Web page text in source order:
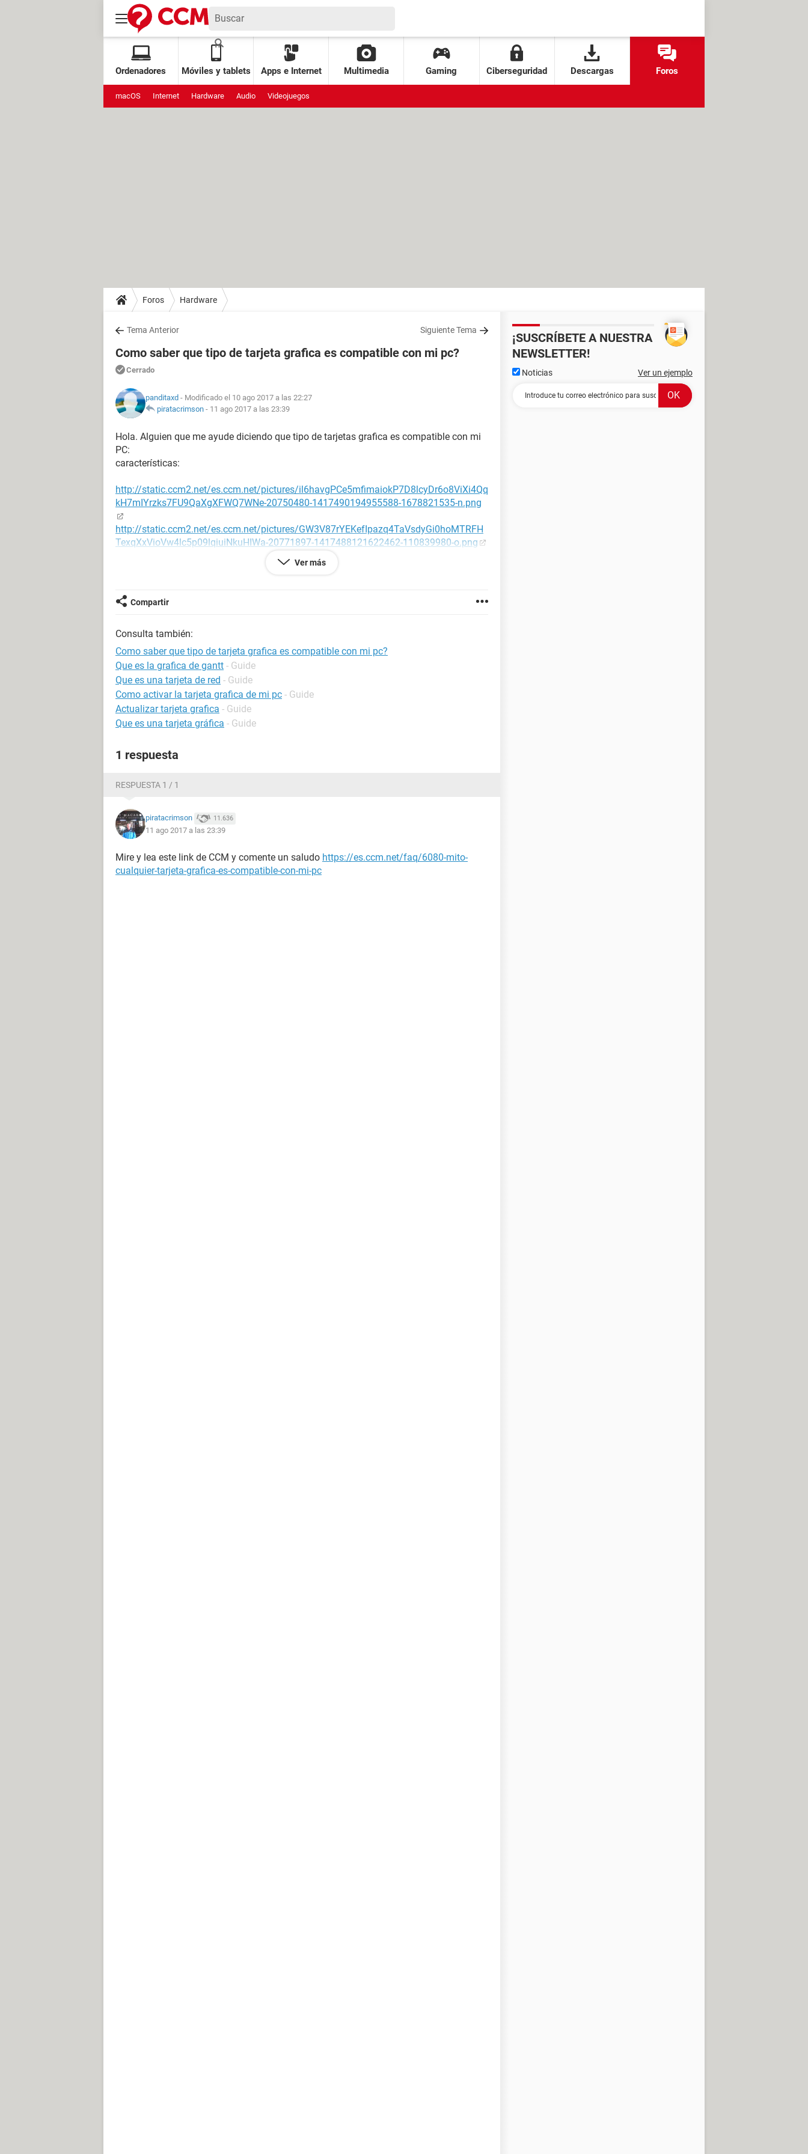
Ordenadores Móviles y tablets Apps e Internet Multimedia Gaming Ciberseguridad Descargas Foros
macOS Internet Hardware Audio Videojuegos
Foros Hardware
Tema Anterior Siguiente Tema
Como saber que tipo de tarjeta grafica es compatible con mi pc?
Cerrado
panditaxd - Modificado el 10 ago 2017 a las 22:27
piratacrimson - 11 ago 2017 a las 23:39
Hola. Alguien que me ayude diciendo que tipo de tarjetas grafica es compatible con mi
PC:
características:
http://static.ccm2.net/es.ccm.net/pictures/il6havgPCe5mfimaiokP7D8lcyDr6o8ViXi4Qq
kH7mIYrzks7FU9QaXgXFWQ7WNe-20750480-1417490194955588-1678821535-n.png
http://static.ccm2.net/es.ccm.net/pictures/GW3V87rYEKefIpazq4TaVsdyGi0hoMTRFH
TexqXxVioVw4lc5p09lqiuiNkuHIWa-20771897-1417488121622462-110839980-o.png
U5r9eHxgOrb3sYcAb77jzD8f8bDhy-20793174-1417490081622266-193626181-n.png
Tiene una fuente de poder de 500watts, es una maquina vieja, pero necesito una tarjeta
grafica no tan potente, ya que esta PC explotaria, algo normal para mantenerme hasta
Ver más
Compartir
Consulta también:
Como saber que tipo de tarjeta grafica es compatible con mi pc?
Que es la grafica de gantt - Guide
Que es una tarjeta de red - Guide
Como activar la tarjeta grafica de mi pc - Guide
Actualizar tarjeta grafica - Guide
Que es una tarjeta gráfica - Guide
1 respuesta
RESPUESTA 1 / 1
piratacrimson 11.636
11 ago 2017 a las 23:39
Mire y lea este link de CCM y comente un saludo https://es.ccm.net/faq/6080-mito-
cualquier-tarjeta-grafica-es-compatible-con-mi-pc
¡SUSCRÍBETE A NUESTRA
NEWSLETTER!
Noticias Ver un ejemplo